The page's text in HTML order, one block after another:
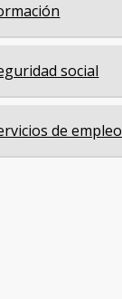
social
de empleo